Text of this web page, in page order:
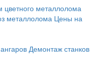
цветного металлолома
металлолома Цены на
Демонтаж станков